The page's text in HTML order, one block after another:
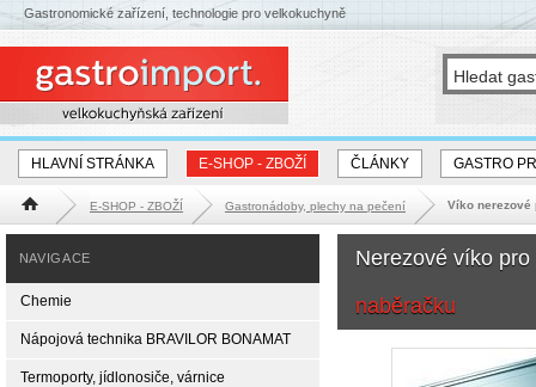
HLAVNÍ STRÁNKA E-SHOP - ZBOŽÍ ČLÁNKY GASTRO
Hlavní stránka E-SHOP - ZBOŽÍ Gastronádoby, plechy na pečení Víko nerezové
Nerezové víko
naběračku
NAVIGACE
Chemie
Nápojová technika BRAVILOR BONAMAT
Termoporty, jídlonosiče, várnice
Gastronomické zařízení, technologie pro velkokuchyně